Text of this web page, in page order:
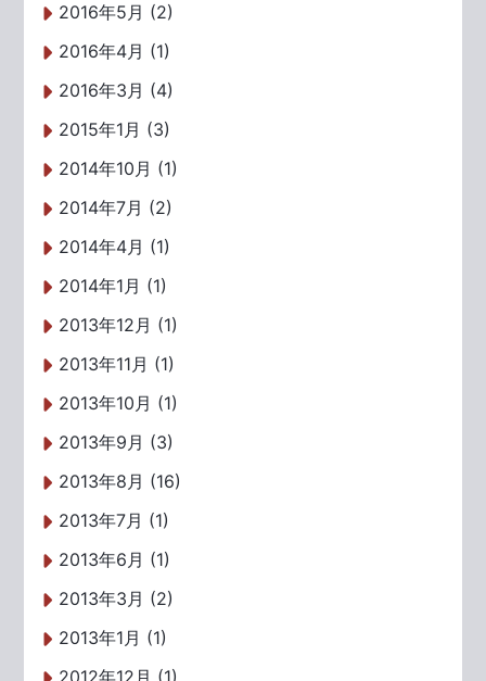
2016年5月 (2)
2016年4月 (1)
2016年3月 (4)
2015年1月 (3)
2014年10月 (1)
2014年7月 (2)
2014年4月 (1)
2014年1月 (1)
2013年12月 (1)
2013年11月 (1)
2013年10月 (1)
2013年9月 (3)
2013年8月 (16)
2013年7月 (1)
2013年6月 (1)
2013年3月 (2)
2013年1月 (1)
2012年12月 (1)